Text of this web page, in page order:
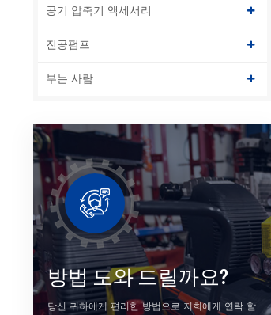
공기 압축기 액세서리
진공펌프
부는 사람
방법 도와 드릴까요?
당신 귀하에게 편리한 방법으로 저희에게 연락 할